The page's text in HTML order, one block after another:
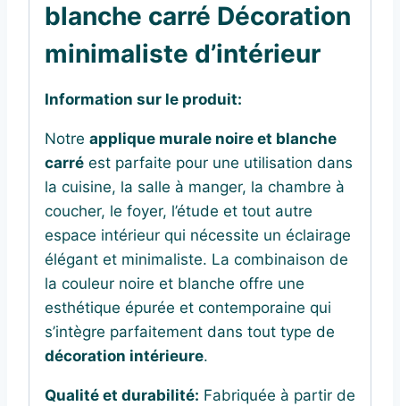
blanche carré Décoration
minimaliste d’intérieur
Information sur le produit:
Notre applique murale noire et blanche
carré est parfaite pour une utilisation dans
la cuisine, la salle à manger, la chambre à
coucher, le foyer, l’étude et tout autre
espace intérieur qui nécessite un éclairage
élégant et minimaliste. La combinaison de
la couleur noire et blanche offre une
esthétique épurée et contemporaine qui
s’intègre parfaitement dans tout type de
décoration intérieure.
Qualité et durabilité: Fabriquée à partir de